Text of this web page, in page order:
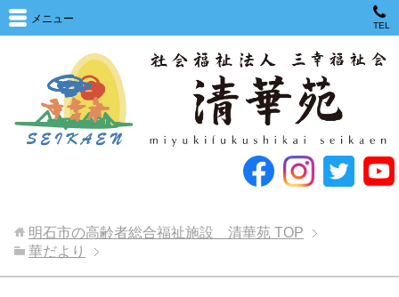
メニュー
TEL
明石市の高齢者総合福祉施設 清華苑 TOP
華だより